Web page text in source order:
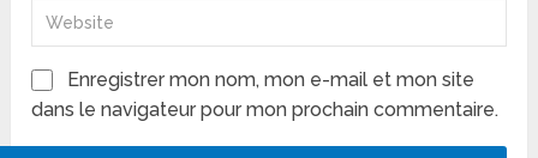
Enregistrer mon nom, mon e-mail et mon site
dans le navigateur pour mon prochain commentaire.